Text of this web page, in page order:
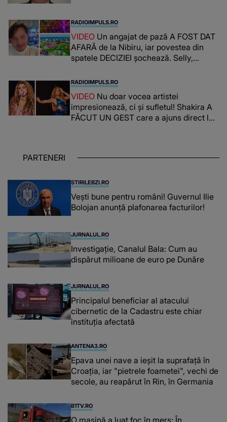
RADIOIMPULS.RO
VIDEO Un angajat de pază A FOST DAT
AFARĂ de la Nibiru, iar povestea din
spatele DECIZIEI șochează. Selly,
CREDEA CĂ VA VEDEA AȘA CEVA: "Fix
în fața unui..."
RADIOIMPULS.RO
VIDEO Nu doar vocea artistei
impresionează, ci și sufletul! Shakira A
FĂCUT UN GEST care a ajuns direct la
așteptând oportunitatea
PARTENERI
STIRILEBZI.RO
Vești bune pentru români! Guvernul Ilie
Bolojan anunță plafonarea facturilor!
JURNALUL.RO
Investigație, Canalul Bala: Cum au
dispărut milioane de euro pe Dunăre
JURNALUL.RO
Principalul beneficiar al atacului
cibernetic de la Cadastru este chiar
instituţia afectată
ANTENA3.RO
Epava unei nave a ieșit la suprafață în
Croația, iar "pietrele foametei", vechi de
secole, au reapărut în Rin, în Germania
B1TV.RO